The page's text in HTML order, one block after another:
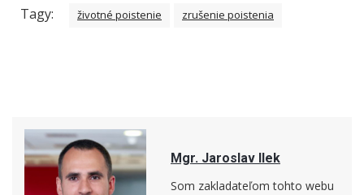
Tagy: životné poistenie zrušenie poistenia
Mgr. Jaroslav Ilek
Som zakladateľom tohto webu